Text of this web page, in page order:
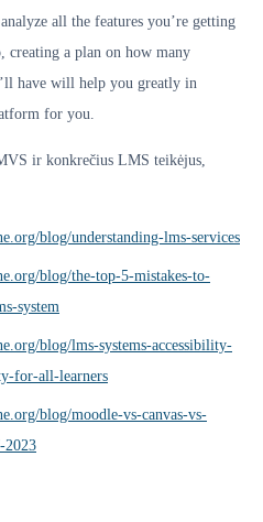
all the features you’re getting
creating a plan on how many
have will help you greatly in
for you.
ir konkrečius LMS teikėjus,
blog/understanding-lms-services
blog/the-top-5-mistakes-to-
system
blog/lms-systems-accessibility-
for-all-learners
blog/moodle-vs-canvas-vs-
2023